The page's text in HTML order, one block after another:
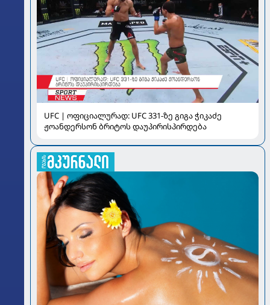
UFC | ოფიციალურად: UFC 331-ზე გიგა ჭიკაძე
ჟოანდერსონ ბრიტოს დაუპირისპირდება